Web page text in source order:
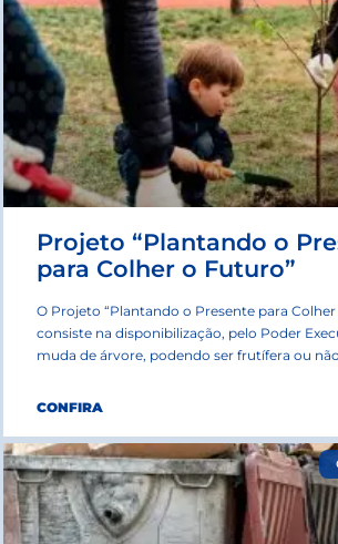
Projeto “Plantando o
para Colher o Futuro”
O Projeto “Plantando o Presente para
consiste na disponibilização, pelo Poder
muda de árvore, podendo ser frutífera ou
CONFIRA